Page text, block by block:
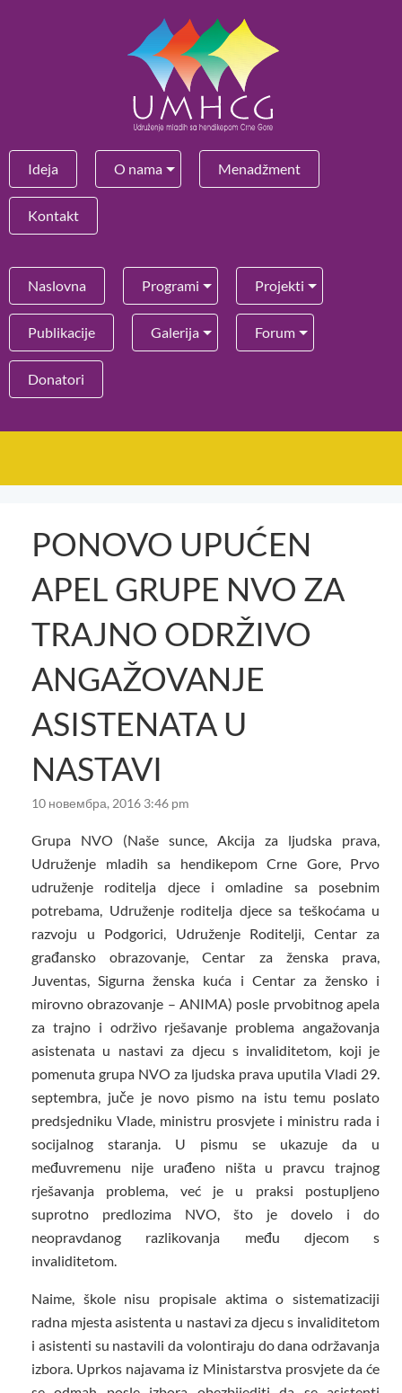
Ideja O nama Menadžment
Kontakt
Naslovna Programi Projekti
Publikacije Galerija Forum
Donatori
PONOVO UPUĆEN
APEL GRUPE NVO ZA
TRAJNO ODRŽIVO
ANGAŽOVANJE
ASISTENATA U
NASTAVI
10 новембра, 2016 3:46 pm
Grupa NVO (Naše sunce, Akcija za ljudska prava,
Udruženje mladih sa hendikepom Crne Gore, Prvo
udruženje roditelja djece i omladine sa posebnim
potrebama, Udruženje roditelja djece sa teškoćama u
razvoju u Podgorici, Udruženje Roditelji, Centar za
građansko obrazovanje, Centar za ženska prava,
Juventas, Sigurna ženska kuća i Centar za žensko i
mirovno obrazovanje – ANIMA) posle prvobitnog apela
za trajno i održivo rješavanje problema angažovanja
asistenata u nastavi za djecu s invaliditetom, koji je
pomenuta grupa NVO za ljudska prava uputila Vladi 29.
septembra, juče je novo pismo na istu temu poslato
predsjedniku Vlade, ministru prosvjete i ministru rada i
socijalnog staranja. U pismu se ukazuje da u
međuvremenu nije urađeno ništa u pravcu trajnog
rješavanja problema, već je u praksi postupljeno
suprotno predlozima NVO, što je dovelo i do
neopravdanog razlikovanja među djecom s
invaliditetom.
Naime, škole nisu propisale aktima o sistematizaciji
radna mjesta asistenta u nastavi za djecu s invaliditetom
i asistenti su nastavili da volontiraju do dana održavanja
izbora. Uprkos najavama iz Ministarstva prosvjete da će